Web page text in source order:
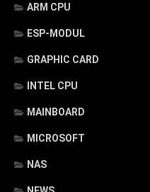
ARM CPU
ESP-MODUL
GRAPHIC CARD
INTEL CPU
MAINBOARD
MICROSOFT
NAS